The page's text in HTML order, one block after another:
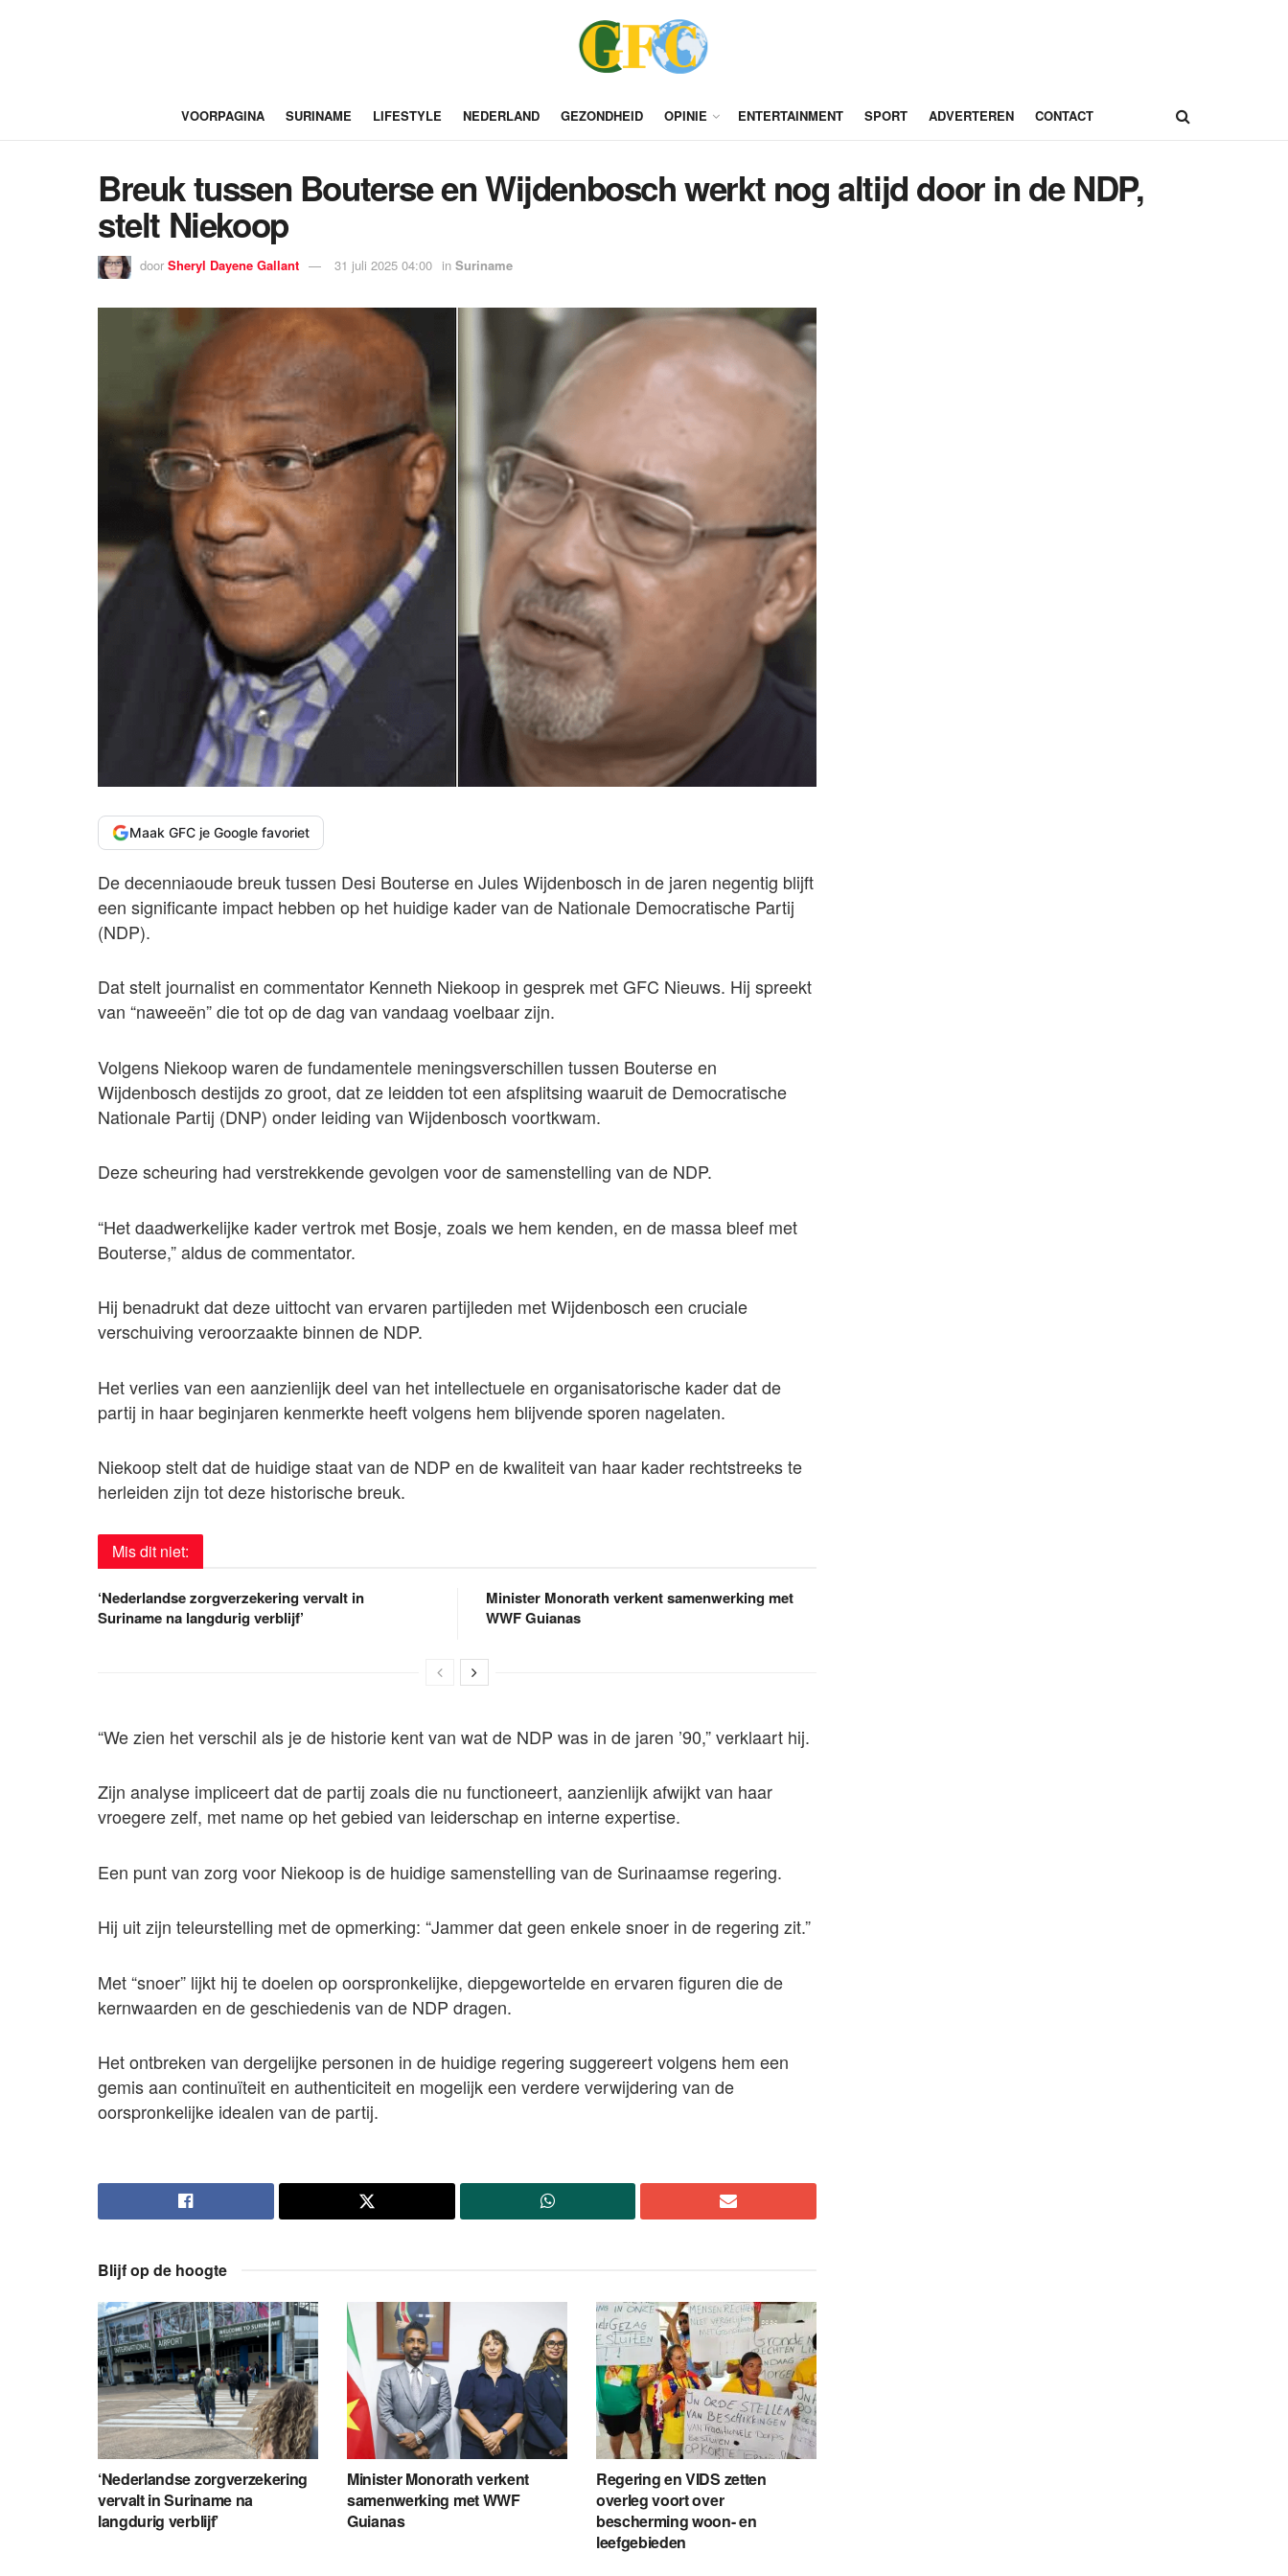
VOORPAGINA SURINAME LIFESTYLE NEDERLAND GEZONDHEID OPINIE ENTERTAINMENT SPORT ADVERTEREN CONTACT
Breuk tussen Bouterse en Wijdenbosch werkt nog altijd door in de NDP,
stelt Niekoop
door Sheryl Dayene Gallant 31 juli 2025 04:00 in Suriname
Maak GFC je Google favoriet
De decenniaoude breuk tussen Desi Bouterse en Jules Wijdenbosch in de jaren negentig blijft
een significante impact hebben op het huidige kader van de Nationale Democratische Partij
(NDP).
Dat stelt journalist en commentator Kenneth Niekoop in gesprek met GFC Nieuws. Hij spreekt
van “naweeën” die tot op de dag van vandaag voelbaar zijn.
Volgens Niekoop waren de fundamentele meningsverschillen tussen Bouterse en
Wijdenbosch destijds zo groot, dat ze leidden tot een afsplitsing waaruit de Democratische
Nationale Partij (DNP) onder leiding van Wijdenbosch voortkwam.
Deze scheuring had verstrekkende gevolgen voor de samenstelling van de NDP.
“Het daadwerkelijke kader vertrok met Bosje, zoals we hem kenden, en de massa bleef met
Bouterse,” aldus de commentator.
Hij benadrukt dat deze uittocht van ervaren partijleden met Wijdenbosch een cruciale
verschuiving veroorzaakte binnen de NDP.
Het verlies van een aanzienlijk deel van het intellectuele en organisatorische kader dat de
partij in haar beginjaren kenmerkte heeft volgens hem blijvende sporen nagelaten.
Niekoop stelt dat de huidige staat van de NDP en de kwaliteit van haar kader rechtstreeks te
herleiden zijn tot deze historische breuk.
Mis dit niet:
‘Nederlandse zorgverzekering vervalt in
Suriname na langdurig verblijf’
Minister Monorath verkent samenwerking met
WWF Guianas
“We zien het verschil als je de historie kent van wat de NDP was in de jaren ’90,” verklaart hij.
Zijn analyse impliceert dat de partij zoals die nu functioneert, aanzienlijk afwijkt van haar
vroegere zelf, met name op het gebied van leiderschap en interne expertise.
Een punt van zorg voor Niekoop is de huidige samenstelling van de Surinaamse regering.
Hij uit zijn teleurstelling met de opmerking: “Jammer dat geen enkele snoer in de regering zit.”
Met “snoer” lijkt hij te doelen op oorspronkelijke, diepgewortelde en ervaren figuren die de
kernwaarden en de geschiedenis van de NDP dragen.
Het ontbreken van dergelijke personen in de huidige regering suggereert volgens hem een
gemis aan continuïteit en authenticiteit en mogelijk een verdere verwijdering van de
oorspronkelijke idealen van de partij.
Blijf op de hoogte
‘Nederlandse zorgverzekering
vervalt in Suriname na
langdurig verblijf’
Minister Monorath verkent
samenwerking met WWF
Guianas
Regering en VIDS zetten
overleg voort over
bescherming woon- en
leefgebieden